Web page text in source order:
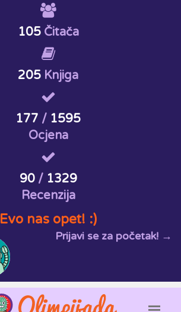
105Čitača
205 Knjiga
177 / 1595
Ocjena
90/ 1329
Recenzija
Evo nas opet! :)
Prijavi se za početak! →